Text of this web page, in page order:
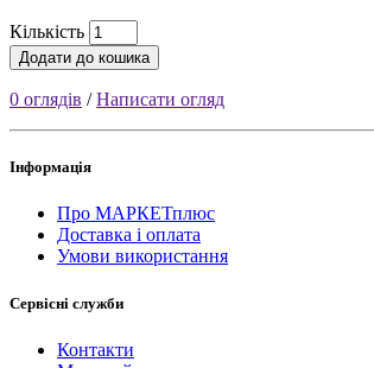
Кількість
Додати до кошика
0 оглядів /Написати огляд
Інформація
Про МАРКЕТплюс
Доставка і оплата
Умови використання
Сервісні служби
Контакти